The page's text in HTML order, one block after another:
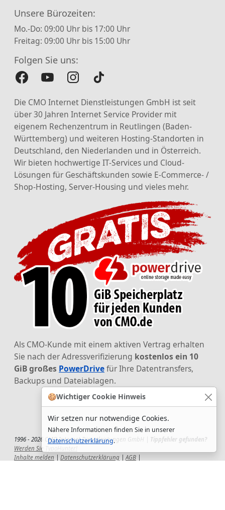
🍪Wichtiger Cookie Hinweis
Wir setzen nur notwendige Cookies.
Nähere Informationen finden Sie in unserer
Datenschutzerklärung.
Unsere Bürozeiten:
Mo.-Do: 09:00 Uhr bis 17:00 Uhr
Freitag: 09:00 Uhr bis 15:00 Uhr
Folgen Sie uns:
Die CMO Internet Dienstleistungen GmbH ist seit
über 30 Jahren Internet Service Provider mit
eigenem Rechenzentrum in Reutlingen (Baden-
Württemberg) und weiteren Hosting-Standorten in
Deutschland, den Niederlanden und in Österreich.
Wir bieten hochwertige IT-Services und Cloud-
Lösungen für Geschäftskunden sowie E-Commerce- /
Shop-Hosting, Server-Housing und vieles mehr.
Als CMO-Kunde mit einem aktiven Vertrag erhalten
Sie nach der Adressverifizierung kostenlos ein 10
GiB großes PowerDrivefür Ihre Datentransfers,
Backups und Dateiablagen.
1996 - 2026 CMO Internet Dienstleistungen GmbH | Tippfehler gefunden?
Werden Sie TypoHunter!
Inhalte melden
Datenschutzerklärung AGB